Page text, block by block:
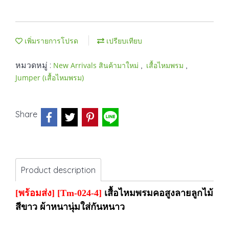
เพิ่มรายการโปรด เปรียบเทียบ
หมวดหมู่ : New Arrivals สินค้ามาใหม่ , เสื้อไหมพรม ,
Jumper (เสื้อไหมพรม)
Share
Product description
[พร้อมส่ง] [Tm-024-4] เสื้อไหมพรมคอสูงลายลูกไม้
สีขาว ผ้าหนานุ่มใส่กันหนาว